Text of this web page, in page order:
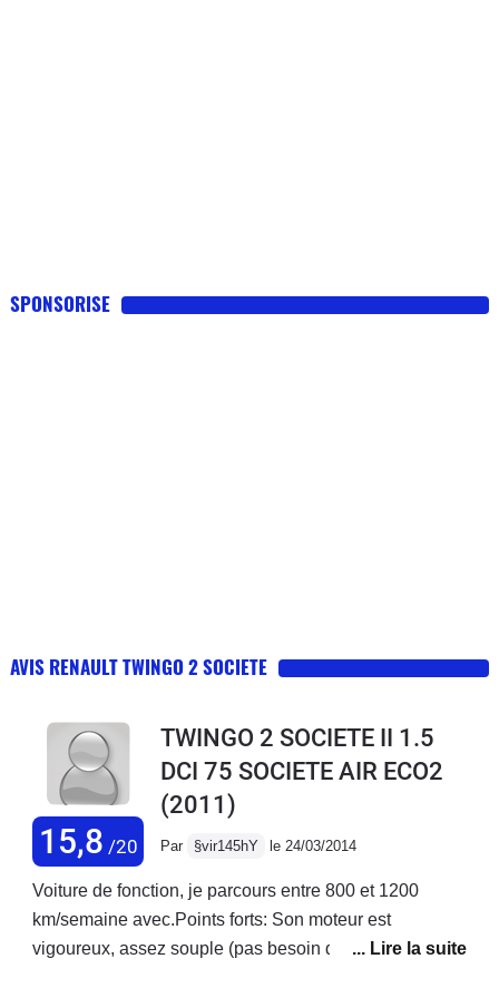
SPONSORISE
AVIS RENAULT TWINGO 2 SOCIETE
15,8 /20
TWINGO 2 SOCIETE II 1.5
DCI 75 SOCIETE AIR ECO2
(2011)
Par §vir145hY le 24/03/2014
Voiture de fonction, je parcours entre 800 et 1200
km/semaine avec.Points forts: Son moteur est
vigoureux, assez souple (pas besoin de rétrograder